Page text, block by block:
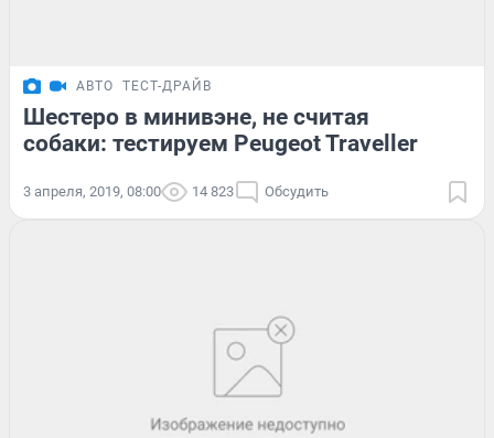
АВТО ТЕСТ-ДРАЙВ
Шестеро в минивэне, не считая
собаки: тестируем Peugeot Traveller
3 апреля, 2019, 08:00 14 823 Обсудить